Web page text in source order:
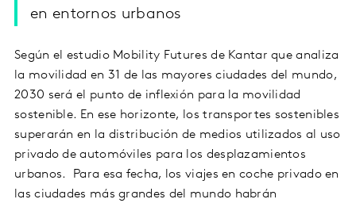
en entornos urbanos
Según el estudio Mobility Futures de Kantar que analiza
la movilidad en 31 de las mayores ciudades del mundo,
2030 será el punto de inflexión para la movilidad
sostenible. En ese horizonte, los transportes sostenibles
superarán en la distribución de medios utilizados al uso
privado de automóviles para los desplazamientos
urbanos. Para esa fecha, los viajes en coche privado en
las ciudades más grandes del mundo habrán